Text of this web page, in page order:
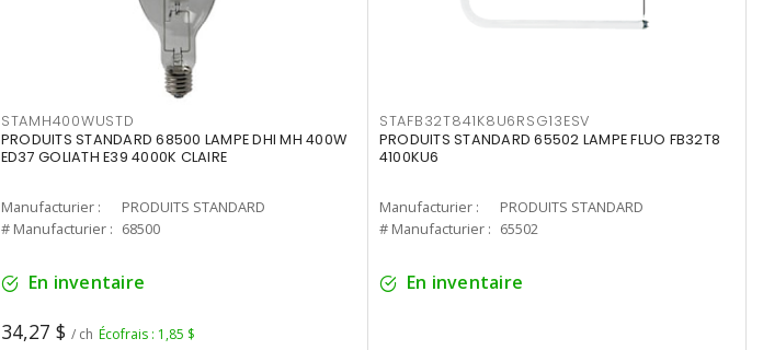
STAMH400WUSTD
PRODUITS STANDARD 68500 LAMPE DHI MH 400W
ED37 GOLIATH E39 4000K CLAIRE
Manufacturier :
PRODUITS STANDARD
# Manufacturier : 68500
En inventaire
34,27 $ / ch Écofrais : 1,85 $
STAFB32T841K8U6RSG13ESV
PRODUITS STANDARD 65502 LAMPE FLUO FB32T8
4100KU6
Manufacturier :
PRODUITS STANDARD
# Manufacturier : 65502
En inventaire